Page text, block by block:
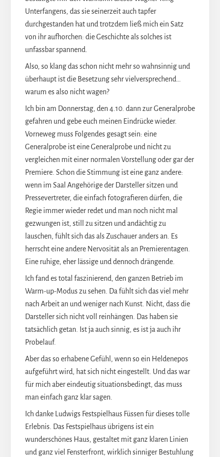
Unterfangens, das sie seinerzeit auch tapfer
durchgestanden hat und trotzdem ließ mich ein Satz
von ihr aufhorchen: die Geschichte als solches ist
unfassbar spannend.
Also, so klang das schon nicht mehr so wahnsinnig und
überhaupt ist die Besetzung sehr vielversprechend…
warum es also nicht wagen?
Ich bin am Donnerstag, den 4.10. dann zur Generalprobe
gefahren und gebe euch meinen Eindrücke wieder.
Vorneweg muss Folgendes gesagt sein: eine
Generalprobe ist eine Generalprobe und nicht zu
vergleichen mit einer normalen Vorstellung oder gar der
Premiere. Schon die Stimmung ist eine ganz andere:
wenn im Saal Angehörige der Darsteller sitzen und
Pressevertreter, die einfach fotografieren dürfen, die
Regie immer wieder redet und man noch nicht mal
gezwungen ist, still zu sitzen und andächtig zu
lauschen, fühlt sich das als Zuschauer anders an. Es
herrscht eine andere Nervosität als an Premierentagen.
Eine ruhige, eher lässige und dennoch drängende.
Ich fand es total faszinierend, den ganzen Betrieb im
Warm-up-Modus zu sehen. Da fühlt sich das viel mehr
nach Arbeit an und weniger nach Kunst. Nicht, dass die
Darsteller sich nicht voll reinhängen. Das haben sie
tatsächlich getan. Ist ja auch sinnig, es ist ja auch ihr
Probelauf.
Aber das so erhabene Gefühl, wenn so ein Heldenepos
aufgeführt wird, hat sich nicht eingestellt. Und das war
für mich aber eindeutig situationsbedingt, das muss
man einfach ganz klar sagen.
Ich danke Ludwigs Festspielhaus Füssen für dieses tolle
Erlebnis. Das Festspielhaus übrigens ist ein
wunderschönes Haus, gestaltet mit ganz klaren Linien
und ganz viel Fensterfront, wirklich sinniger Bestuhlung